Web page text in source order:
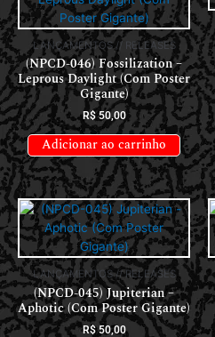
LANÇAMENTOS // RELEASES
(NPCD-046) Fossilization –
Leprous Daylight (Com Poster
Gigante)
R$50,00
Adicionar ao carrinho
LANÇAMENTOS // RELEASES
(NPCD-045) Jupiterian –
Aphotic (Com Poster Gigante)
R$50,00